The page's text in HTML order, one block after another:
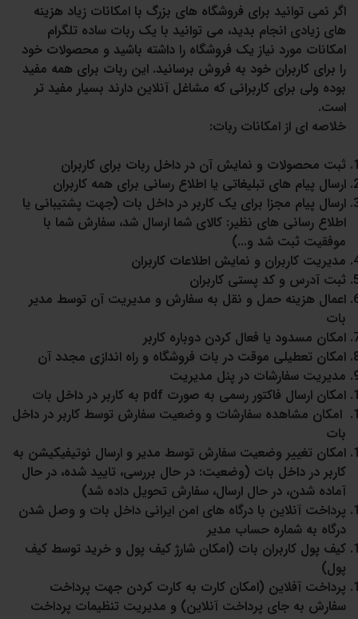
اگر نمی توانید برای فروشگاه های بزرگ با امکانات زیاد هزینه
های زیادی انجام بدید، می توانید با یک ربات ساده تلگرام
امکانات مورد نیاز یک فروشگاه را داشته باشید و محصولات خود
را برای کاربران خود به فروش برسانید. این ربات برای همه مفید
بوده ولی برای کاربرانی که مشاغل آنلاین دارند بسیار مفید تر
است.
خلاصه ای از امکانات ربات:
ثبت محصولات و نمایش آن در داخل ربات برای کاربران
ارسال پیام های تبلیغاتی یا اطلاع رسانی برای همه کاربران
ارسال پیام مجزا برای یک کاربر در داخل بات (جهت پشتیبانی یا
اطلاع رسانی های نظیر: کالای شما ارسال شد، سفارش شما با
موفقیت ثبت شد و...)
مدیریت کاربران و نمایش اطلاعات کاربران
ثبت آدرس و کد پستی کاربران
اعمال هزینه حمل و نقل به سفارش و مدیریت آن توسط مدیر
بات
امکان مسدود یا فعال کردن دوباره کاربر
امکان تعطیلی موقت در بات فروشگاه و راه اندازی مجدد آن
مدیریت سفارشات در پنل مدیریت
امکان ارسال فاکتور رسمی به صورت pdf به کاربر در داخل بات
امکان مشاهده سفارشات و وضعیت سفارش توسط کاربر در داخل
بات
امکان تغییر وضعیت سفارش توسط مدیر و ارسال نوتیفیکیشن به
کاربر در داخل بات (وضعیت: در حال بررسی، تایید شده، در حال
آماده شدن، در حال ارسال، سفارش تحویل داده شد)
پرداخت آنلاین با درگاه های امن ایرانی داخل بات و وصل شدن
درگاه به شماره حساب مدیر
کیف پول کاربران بات (امکان شارژ کیف پول و خرید توسط کیف
پول)
پرداخت آفلاین (امکان کارت به کارت کردن جهت پرداخت
سفارش به جای پرداخت آنلاین) و مدیریت تنظیمات پرداخت